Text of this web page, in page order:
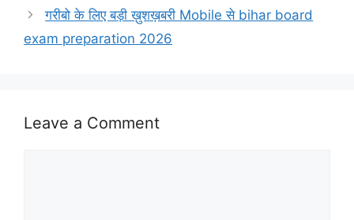
गरीबो के लिए बड़ी ख़ुशख़बरी Mobile से bihar board
exam preparation 2026
Leave a Comment